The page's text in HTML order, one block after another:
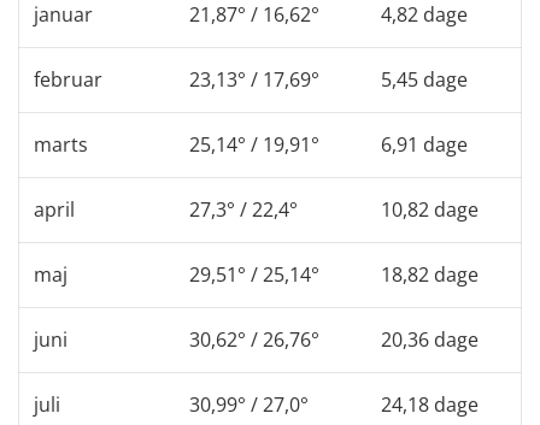
januar 21,87° / 16,62° 4,82 dage
februar 23,13° / 17,69° 5,45 dage
marts 25,14° / 19,91° 6,91 dage
april 27,3° / 22,4° 10,82 dage
maj 29,51° / 25,14° 18,82 dage
juni 30,62° / 26,76° 20,36 dage
juli 30,99° / 27,0° 24,18 dage